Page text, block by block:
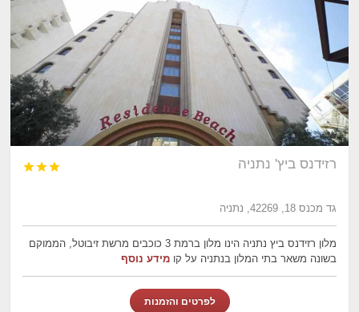
רזידנס ביץ' נתניה 


גד מכנס 18, 42269, נתניה
מלון רזידנס ביץ נתניה הינו מלון ברמת 3 כוכבים מרשת זיבוטל, הממוקם
בשונה משאר בתי המלון בנתניה על קומידע נוסף
לפרטים והזמנות